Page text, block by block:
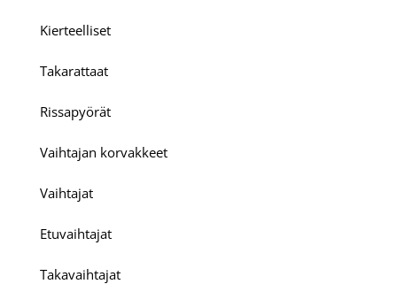
Kierteelliset
Takarattaat
Rissapyörät
Vaihtajan korvakkeet
Vaihtajat
Etuvaihtajat
Takavaihtajat